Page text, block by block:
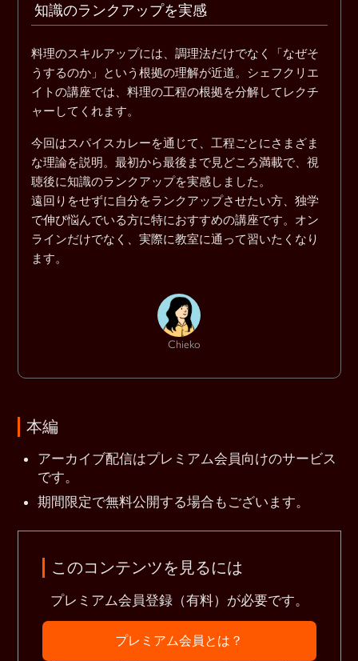
知識のランクアップを実感
料理のスキルアップには、調理法だけでなく「なぜそ
うするのか」という根拠の理解が近道。シェフクリエ
イトの講座では、料理の工程の根拠を分解してレクチ
ャーしてくれます。
今回はスパイスカレーを通じて、工程ごとにさまざま
な理論を説明。最初から最後まで見どころ満載で、視
聴後に知識のランクアップを実感しました。
遠回りをせずに自分をランクアップさせたい方、独学
で伸び悩んでいる方に特におすすめの講座です。オン
ラインだけでなく、実際に教室に通って習いたくなり
ます。
Chieko
本編
アーカイブ配信はプレミアム会員向けのサービス
です。
期間限定で無料公開する場合もございます。
このコンテンツを見るには
プレミアム会員登録（有料）が必要です。
プレミアム会員とは？